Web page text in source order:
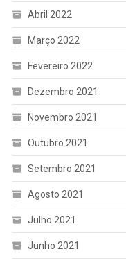
Abril 2022
Março 2022
Fevereiro 2022
Dezembro 2021
Novembro 2021
Outubro 2021
Setembro 2021
Agosto 2021
Julho 2021
Junho 2021